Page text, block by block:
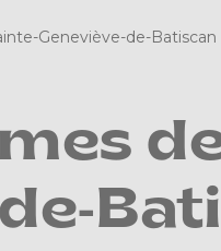
Geneviève-de-Batiscan